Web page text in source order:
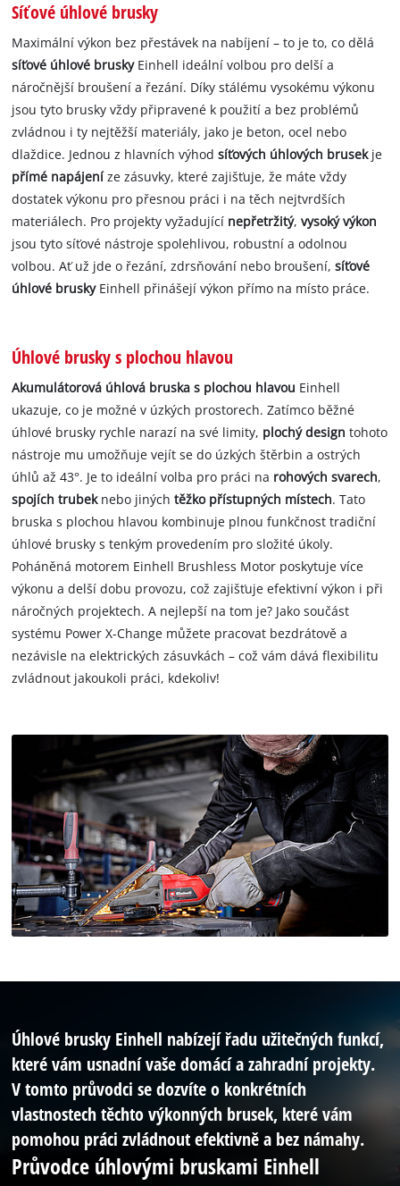
Síťové úhlové brusky
Maximální výkon bez přestávek na nabíjení – to je to, co dělá
síťové úhlové bruskyEinhell ideální volbou pro delší a
náročnější broušení a řezání. Díky stálému vysokému výkonu
jsou tyto brusky vždy připravené k použití a bez problémů
zvládnou i ty nejtěžší materiály, jako je beton, ocel nebo
dlaždice. Jednou z hlavních výhodsíťových úhlových brusekje
přímé napájeníze zásuvky, které zajišťuje, že máte vždy
dostatek výkonu pro přesnou práci i na těch nejtvrdších
materiálech. Pro projekty vyžadující nepřetržitý,vysoký výkon
jsou tyto síťové nástroje spolehlivou, robustní a odolnou
volbou. Ať už jde o řezání, zdrsňování nebo broušení,síťové
úhlové bruskyEinhell přinášejí výkon přímo na místo práce.
Úhlové brusky s plochou hlavou
Akumulátorová úhlová bruska s plochou hlavou Einhell
ukazuje, co je možné v úzkých prostorech. Zatímco běžné
úhlové brusky rychle narazí na své limity, plochý design tohoto
nástroje mu umožňuje vejít se do úzkých štěrbin a ostrých
úhlů až 43°. Je to ideální volba pro práci na rohových svarech,
spojích trubeknebo jinýchtěžko přístupných místech. Tato
bruska s plochou hlavou kombinuje plnou funkčnost tradiční
úhlové brusky s tenkým provedením pro složité úkoly.
Poháněná motorem Einhell Brushless Motor poskytuje více
výkonu a delší dobu provozu, což zajišťuje efektivní výkon i při
náročných projektech. A nejlepší na tom je? Jako součást
systému Power X-Change můžete pracovat bezdrátově a
nezávisle na elektrických zásuvkách – což vám dává flexibilitu
zvládnout jakoukoli práci, kdekoliv!
Úhlové brusky Einhell nabízejí řadu užitečných funkcí,
které vám usnadní vaše domácí a zahradní projekty.
V tomto průvodci se dozvíte o konkrétních
vlastnostech těchto výkonných brusek, které vám
pomohou práci zvládnout efektivně a bez námahy.
Průvodce úhlovými bruskami Einhell